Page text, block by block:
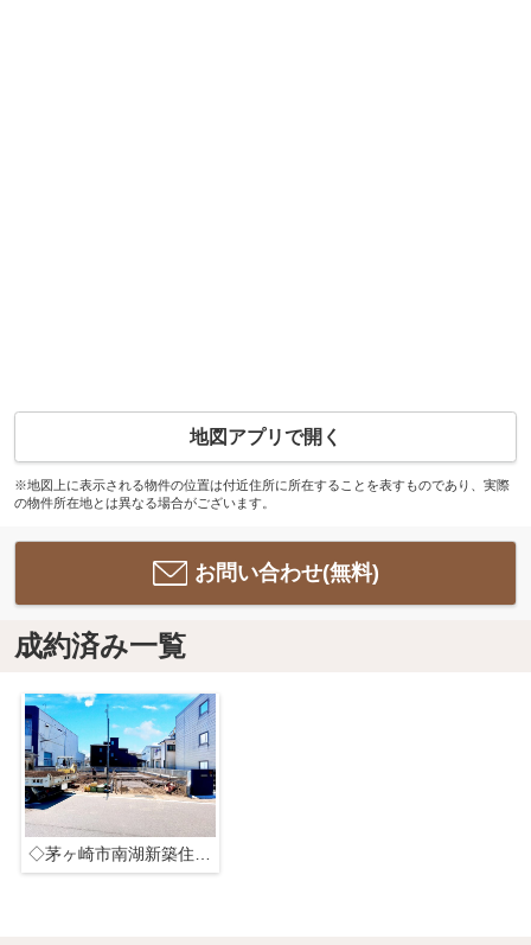
地図アプリで開く
※地図上に表示される物件の位置は付近住所に所在することを表すものであり、実際
の物件所在地とは異なる場合がございます。
お問い合わせ(無料)
成約済み一覧
◇茅ヶ崎市南湖新築住宅1号棟◇